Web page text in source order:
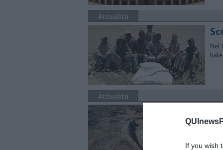
If you wish
Attualità
Nel
Attualità